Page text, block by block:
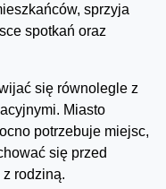
sprzyja
spotkań oraz
się równolegle z
Miasto
potrzebuje miejsc,
się przed
z rodziną.